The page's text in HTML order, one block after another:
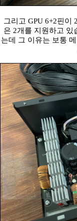
그리고 GPU 6+2핀이
은 2개를 지원하고 있
는데 그 이유는 보통